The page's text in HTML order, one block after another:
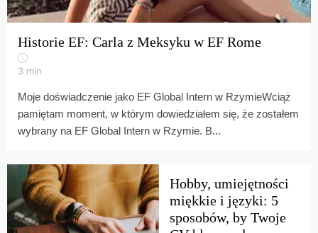
Historie EF: Carla z Meksyku w EF Rome
3 min
Moje doświadczenie jako EF Global Intern w RzymieWciąż
pamiętam moment, w którym dowiedziałem się, że zostałem
wybrany na EF Global Intern w Rzymie. B...
Hobby, umiejętności
miękkie i języki: 5
sposobów, by Twoje